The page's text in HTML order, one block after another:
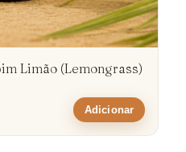
Limão (Lemongrass)
Adicionar